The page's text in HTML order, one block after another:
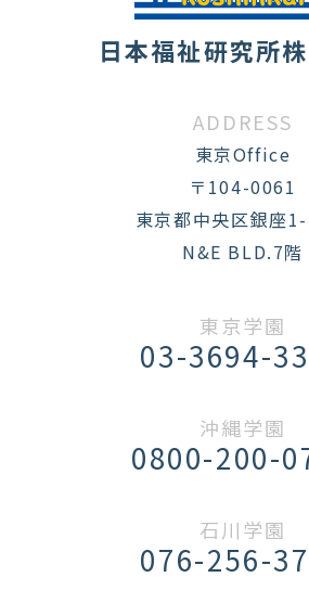
日本福祉研究所
ADDRESS
東京Office
〒104-0061
東京都中央区銀座
N&E BLD.7階
東京学園
03-3694-
沖縄学園
0800-200-
石川学園
076-256-